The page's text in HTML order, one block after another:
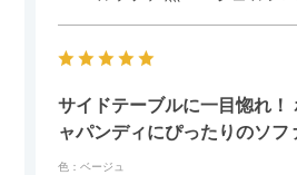
サイドテーブルに一目惚れ！
ャパンディにぴったりのソフ
色：ベージュ